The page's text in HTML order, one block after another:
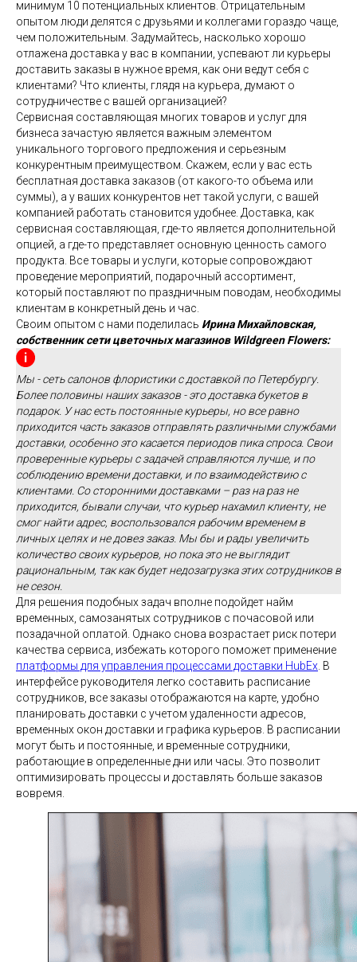
минимум 10 потенциальных клиентов. Отрицательным
опытом люди делятся с друзьями и коллегами гораздо чаще,
чем положительным. Задумайтесь, насколько хорошо
отлажена доставка у вас в компании, успевают ли курьеры
доставить заказы в нужное время, как они ведут себя с
клиентами? Что клиенты, глядя на курьера, думают о
сотрудничестве с вашей организацией?
Сервисная составляющая многих товаров и услуг для
бизнеса зачастую является важным элементом
уникального торгового предложения и серьезным
конкурентным преимуществом. Скажем, если у вас есть
бесплатная доставка заказов (от какого-то объема или
суммы), а у ваших конкурентов нет такой услуги, с вашей
компанией работать становится удобнее. Доставка, как
сервисная составляющая, где-то является дополнительной
опцией, а где-то представляет основную ценность самого
продукта. Все товары и услуги, которые сопровождают
проведение мероприятий, подарочный ассортимент,
который поставляют по праздничным поводам, необходимы
клиентам в конкретный день и час.
Своим опытом с нами поделилась Ирина Михайловская,
собственник сети цветочных магазинов Wildgreen Flowers:
Мы - сеть салонов флористики с доставкой по Петербургу.
Более половины наших заказов - это доставка букетов в
подарок. У нас есть постоянные курьеры, но все равно
приходится часть заказов отправлять различными службами
доставки, особенно это касается периодов пика спроса. Свои
проверенные курьеры с задачей справляются лучше, и по
соблюдению времени доставки, и по взаимодействию с
клиентами. Со сторонними доставками – раз на раз не
приходится, бывали случаи, что курьер нахамил клиенту, не
смог найти адрес, воспользовался рабочим временем в
личных целях и не довез заказ. Мы бы и рады увеличить
количество своих курьеров, но пока это не выглядит
рациональным, так как будет недозагрузка этих сотрудников в
не сезон.
Для решения подобных задач вполне подойдет найм
временных, самозанятых сотрудников с почасовой или
позадачной оплатой. Однако снова возрастает риск потери
качества сервиса, избежать которого поможет применение
платформы для управления процессами доставки HubEx . В
интерфейсе руководителя легко составить расписание
сотрудников, все заказы отображаются на карте, удобно
планировать доставки с учетом удаленности адресов,
временных окон доставки и графика курьеров. В расписании
могут быть и постоянные, и временные сотрудники,
работающие в определенные дни или часы. Это позволит
оптимизировать процессы и доставлять больше заказов
вовремя.